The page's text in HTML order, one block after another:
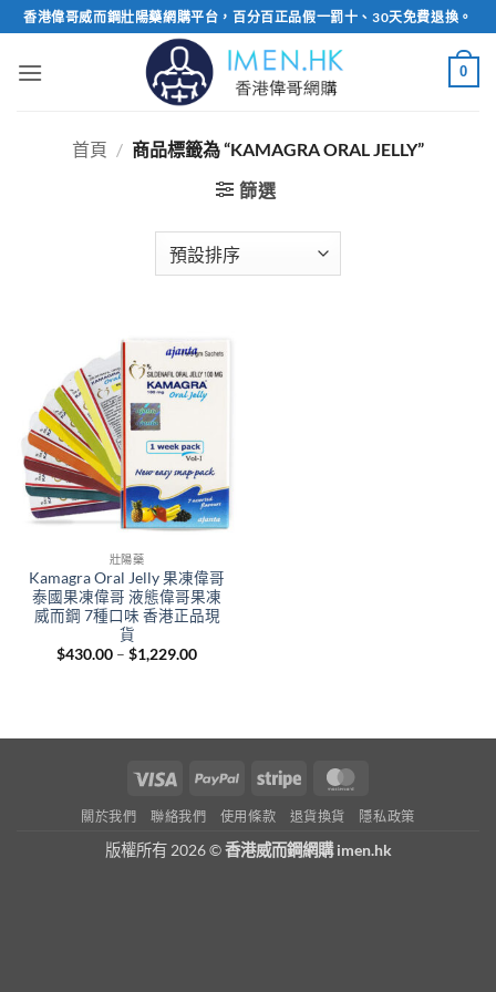
Skip
to
content
香港偉哥威而鋼壯陽藥網購平台，百分百正品假一罰十、30天免費退換。
0
首頁 / 商品標籤為 “KAMAGRA ORAL JELLY”
篩選
壯陽藥
Kamagra Oral Jelly 果凍偉哥
泰國果凍偉哥 液態偉哥果凍
威而鋼 7種口味 香港正品現
貨
$430.00 – $1,229.00Price
Visa PayPal Stripe
關於我們 聯絡我們 使用條款 退貨換貨 隱私政策
版權所有 2026 ©香港威而鋼網購 imen.hk